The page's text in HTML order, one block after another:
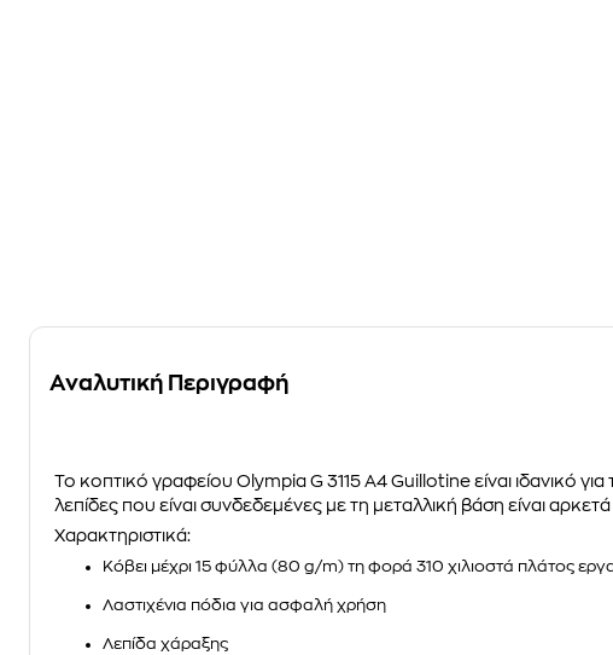
Αναλυτική Περιγραφή
Το κοπτικό γραφείου Olympia G 3115 A4 Guillotine είναι ιδανικό
λεπίδες που είναι συνδεδεμένες με τη μεταλλική βάση είναι
Χαρακτηριστικά:
Κόβει μέχρι 15 φύλλα (80 g/m) τη φορά 310 χιλιοστά πλάτος
Λαστιχένια πόδια για ασφαλή χρήση
Λεπίδα χάραξης